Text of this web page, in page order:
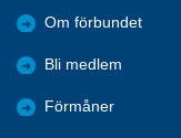
Om förbundet
Bli medlem
Förmåner